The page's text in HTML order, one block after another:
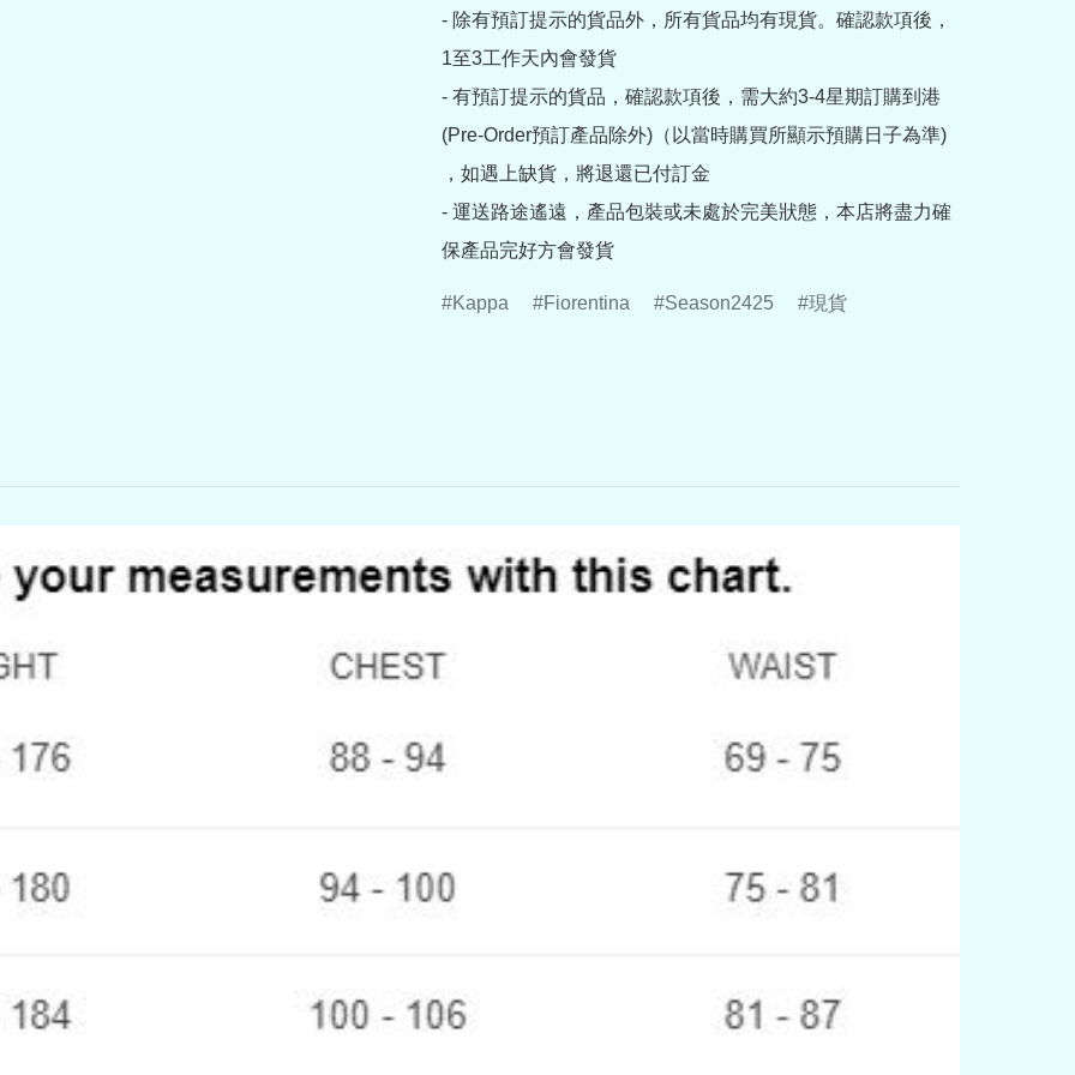
- 除有預訂提示的貨品外，所有貨品均有現貨。確認款項後，
1至3工作天內會發貨
- 有預訂提示的貨品，確認款項後，需大約3-4星期訂購到港
(Pre-Order預訂產品除外)（以當時購買所顯示預購日子為準)
，如遇上缺貨，將退還已付訂金
- 運送路途遙遠，產品包裝或未處於完美狀態，本店將盡力確
保產品完好方會發貨
Kappa Fiorentina Season2425 現貨